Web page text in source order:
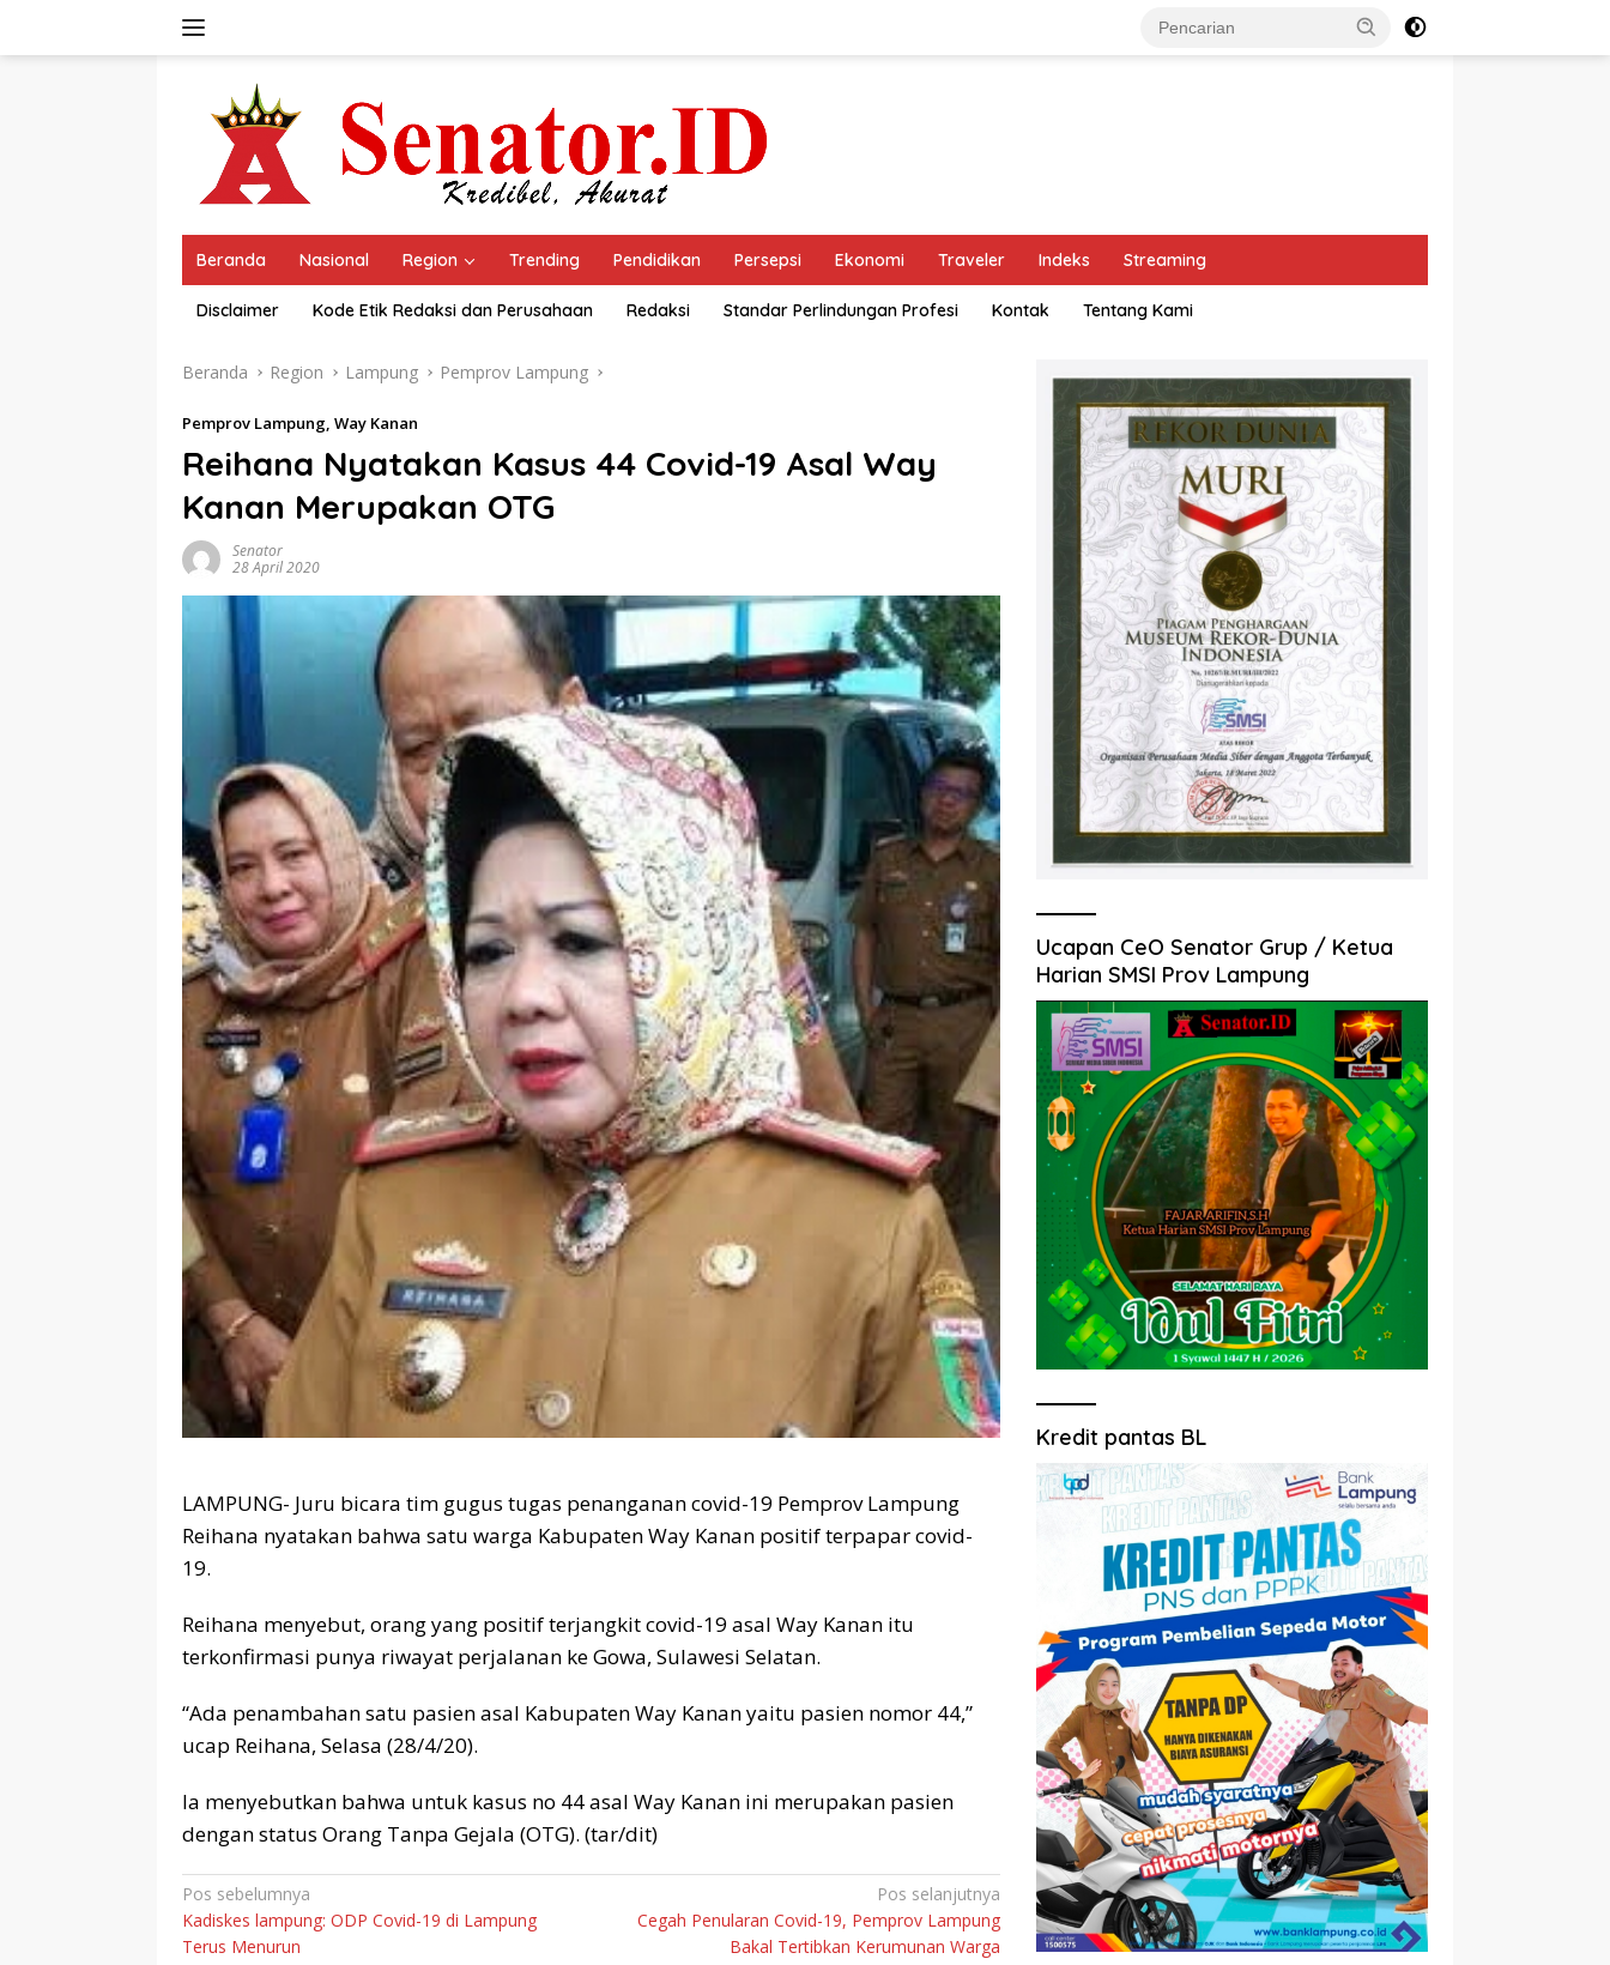
Beranda Nasional Region Trending Pendidikan Persepsi Ekonomi Traveler Indeks Streaming
Disclaimer Kode Etik Redaksi dan Perusahaan Redaksi Standar Perlindungan Profesi Kontak Tentang Kami
Beranda Region Lampung Pemprov Lampung
Pemprov Lampung, Way Kanan
Reihana Nyatakan Kasus 44 Covid-19 Asal Way
Kanan Merupakan OTG
Senator
28 April 2020
LAMPUNG- Juru bicara tim gugus tugas penanganan covid-19 Pemprov Lampung
Reihana nyatakan bahwa satu warga Kabupaten Way Kanan positif terpapar covid-
19.
Reihana menyebut, orang yang positif terjangkit covid-19 asal Way Kanan itu
terkonfirmasi punya riwayat perjalanan ke Gowa, Sulawesi Selatan.
“Ada penambahan satu pasien asal Kabupaten Way Kanan yaitu pasien nomor 44,”
ucap Reihana, Selasa (28/4/20).
Ia menyebutkan bahwa untuk kasus no 44 asal Way Kanan ini merupakan pasien
dengan status Orang Tanpa Gejala (OTG). (tar/dit)
Navigasi
pos
Pos sebelumnya
Kadiskes lampung: ODP Covid-19 di Lampung
Terus Menurun
Pos selanjutnya
Cegah Penularan Covid-19, Pemprov Lampung
Bakal Tertibkan Kerumunan Warga
Ucapan CeO Senator Grup / Ketua
Harian SMSI Prov Lampung
Kredit pantas BL